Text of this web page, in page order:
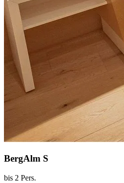
BergAlm S
bis 2 Pers.